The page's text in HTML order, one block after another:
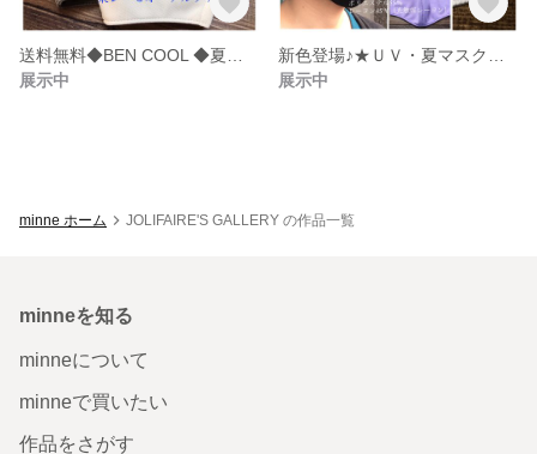
展示中
展示中
minne ホーム JOLIFAIRE'S GALLERY の作品一覧
minneを知る
minneについて
minneで買いたい
作品をさがす